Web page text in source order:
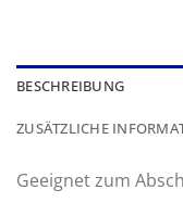
BESCHREIBUNG
ZUSÄTZLICHE
Geeignet zum